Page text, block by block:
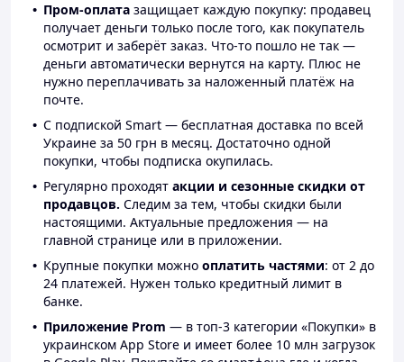
Пром-оплата защищает каждую покупку: продавец
получает деньги только после того, как покупатель
осмотрит и заберёт заказ. Что-то пошло не так —
деньги автоматически вернутся на карту. Плюс не
нужно переплачивать за наложенный платёж на
почте.
С подпиской Smart — бесплатная доставка по всей
Украине за 50 грн в месяц. Достаточно одной
покупки, чтобы подписка окупилась.
Регулярно проходят акции и сезонные скидки от
продавцов. Следим за тем, чтобы скидки были
настоящими. Актуальные предложения — на
главной странице или в приложении.
Крупные покупки можно оплатить частями: от 2 до
24 платежей. Нужен только кредитный лимит в
банке.
Приложение Prom — в топ-3 категории «Покупки» в
украинском App Store и имеет более 10 млн загрузок